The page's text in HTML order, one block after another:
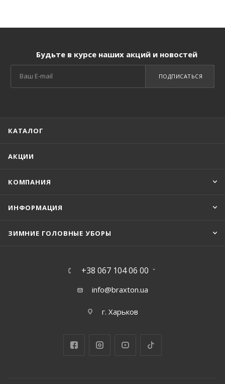
Будьте в курсе наших акций и новостей
ПОДПИСАТЬСЯ
КАТАЛОГ
АКЦИИ
КОМПАНИЯ
ИНФОРМАЦИЯ
ЗИМНИЕ ГОЛОВНЫЕ УБОРЫ
+38 067 104 06 00
info@braxton.ua
г. Харьков